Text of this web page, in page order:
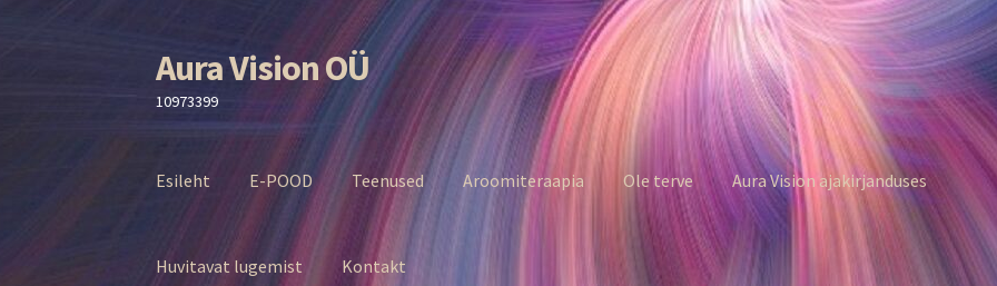
Liigu
navigeerimisele
Liigu
sisu
juurde
Aura Vision OÜ
10973399
Esileht E-POOD Teenused Aroomiteraapia Ole terve Aura Vision ajakirjanduses
Huvitavat lugemist Kontakt